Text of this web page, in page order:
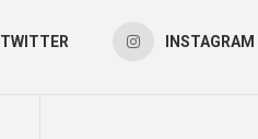
TWITTER INSTAGRAM